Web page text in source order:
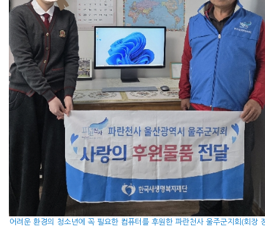
어려운 환경의 청소년에 꼭 필요한 컴퓨터를 후원한 파란천사 울주군지회(회장